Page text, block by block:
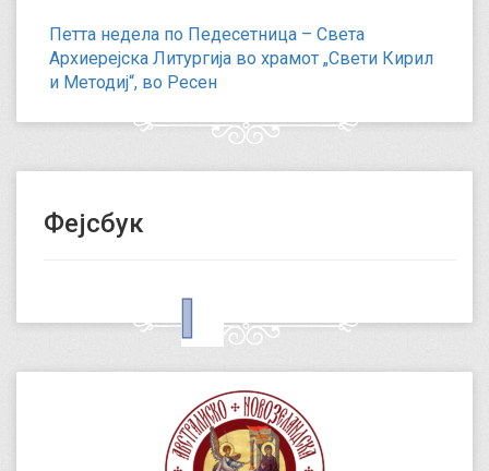
Петта недела по Педесетница – Света
Архиерејска Литургија во храмот „Свети Кирил
и Методиј“, во Ресен
Фејсбук